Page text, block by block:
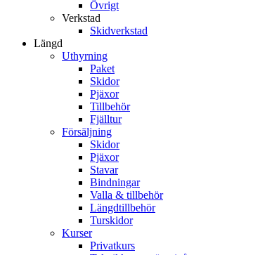
Övrigt
Verkstad
Skidverkstad
Längd
Uthyrning
Paket
Skidor
Pjäxor
Tillbehör
Fjälltur
Försäljning
Skidor
Pjäxor
Stavar
Bindningar
Valla & tillbehör
Längdtillbehör
Turskidor
Kurser
Privatkurs